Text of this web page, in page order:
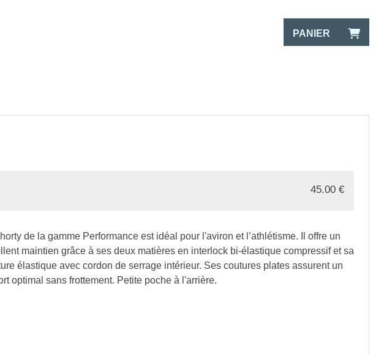
PANIER
45.00 €
de la gamme Performance est idéal pour l'aviron et l’athlétisme. Il offre un
maintien grâce à ses deux matières en interlock bi-élastique compressif et sa
élastique avec cordon de serrage intérieur. Ses coutures plates assurent un
optimal sans frottement. Petite poche à l'arrière.